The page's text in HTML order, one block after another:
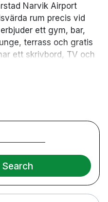
Narvik Airport
rum precis vid
ett gym, bar,
terrass och gratis
ett skrivbord, TV och
början på en längre